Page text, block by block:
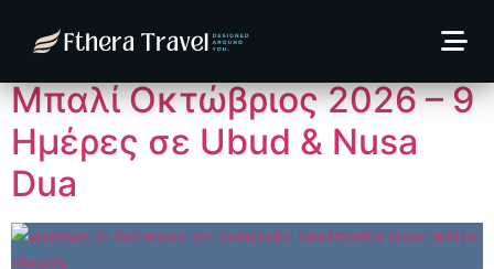
Κατηγορία:
Μπαλί Οκτώβριος 2026 – 9
Ημέρες σε Ubud & Nusa
Dua